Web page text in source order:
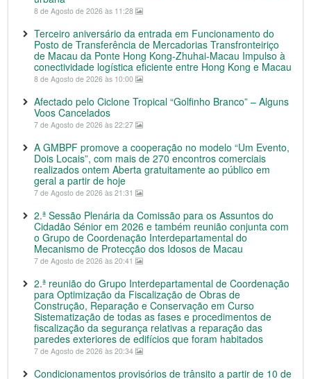
8 de Agosto de 2026 às 11:28
Terceiro aniversário da entrada em Funcionamento do
Posto de Transferência de Mercadorias Transfronteiriço
de Macau da Ponte Hong Kong-Zhuhai-Macau Impulso à
conectividade logística eficiente entre Hong Kong e Macau
8 de Agosto de 2026 às 10:00
Afectado pelo Ciclone Tropical “Golfinho Branco” – Alguns
Voos Cancelados
7 de Agosto de 2026 às 22:27
A GMBPF promove a cooperação no modelo “Um Evento,
Dois Locais”, com mais de 270 encontros comerciais
realizados ontem Aberta gratuitamente ao público em
geral a partir de hoje
7 de Agosto de 2026 às 21:31
2.ª Sessão Plenária da Comissão para os Assuntos do
Cidadão Sénior em 2026 e também reunião conjunta com
o Grupo de Coordenação Interdepartamental do
Mecanismo de Protecção dos Idosos de Macau
7 de Agosto de 2026 às 20:41
2.ª reunião do Grupo Interdepartamental de Coordenação
para Optimização da Fiscalização de Obras de
Construção, Reparação e Conservação em Curso
Sistematização de todas as fases e procedimentos de
fiscalização da segurança relativas a reparação das
paredes exteriores de edifícios que foram habitados
7 de Agosto de 2026 às 20:34
Condicionamentos provisórios de trânsito a partir de 10 de